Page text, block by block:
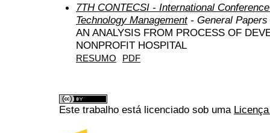
7TH CONTECSI - International
Technology Management- General Papers
AN ANALYSIS FROM PROCESS OF
NONPROFIT HOSPITAL
RESUMO PDF
Este trabalho está licenciado sob uma